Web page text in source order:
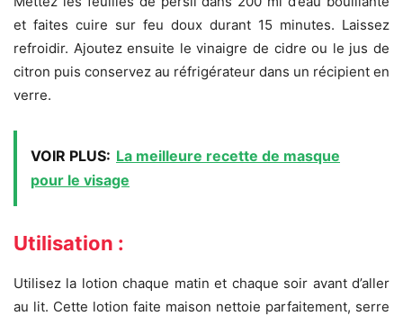
et faites cuire sur feu doux durant 15 minutes. Laissez
refroidir. Ajoutez ensuite le vinaigre de cidre ou le jus de
citron puis conservez au réfrigérateur dans un récipient en
verre.
VOIR PLUS: La meilleure recette de masque
pour le visage
Utilisation :
Utilisez la lotion chaque matin et chaque soir avant d’aller
au lit. Cette lotion faite maison nettoie parfaitement, serre